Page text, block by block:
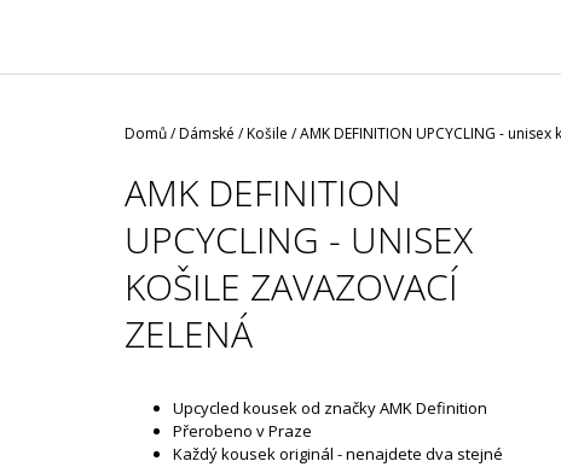
Domů/Dámské /Košile /AMK DEFINITION UPCYCLING -
AMK DEFINITION
UPCYCLING - UNISEX
KOŠILE ZAVAZOVACÍ
ZELENÁ
Upcycled kousek od značky AMK Definition
Přerobeno v Praze
Každý kousek originál - nenajdete dva stejné